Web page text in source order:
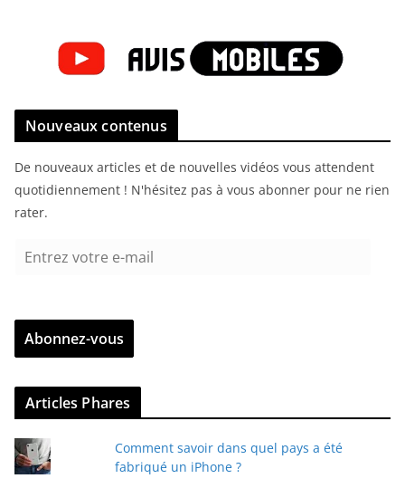
Nouveaux contenus
De nouveaux articles et de nouvelles vidéos vous attendent
quotidiennement ! N'hésitez pas à vous abonner pour ne rien
rater.
r
z
v
r
e
Abonnez-vous
Articles Phares
Comment savoir dans quel pays a été
fabriqué un iPhone ?